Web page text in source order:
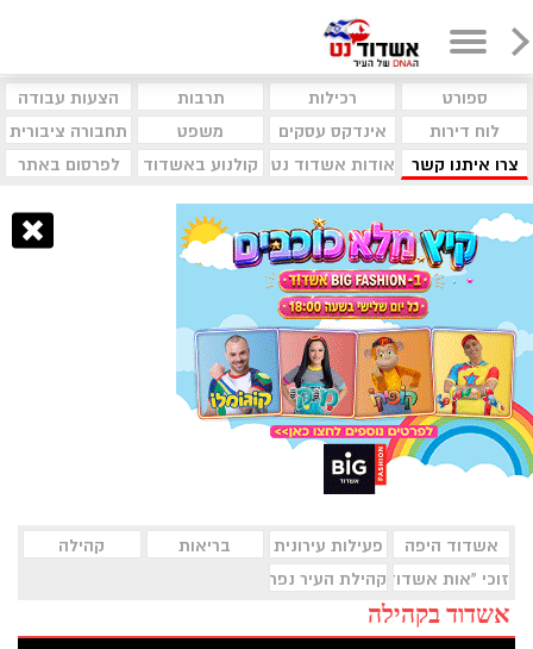
ספורט רכילות תרבות
הצעות עבודה
לוח דירות
אינדקס עסקים משפט
תחבורה ציבורית
צרו איתנו קשר
אודות אשדוד נט קולנוע באשדוד לפרסום באתר
אשדוד היפה פעילות עירונית בריאות
קהילה
זוכי "אות אשדוד היפה"קהילת העיר נפרדת
אשדוד בקהילה